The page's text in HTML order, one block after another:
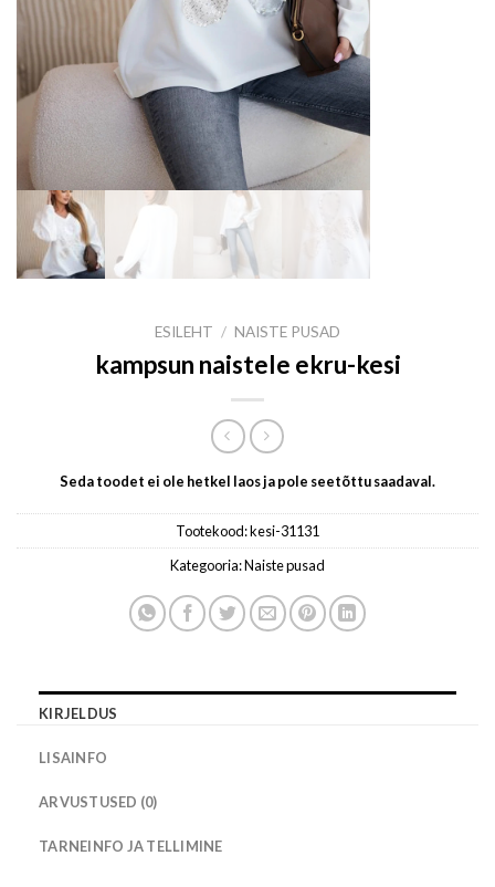
ESILEHT / NAISTE PUSAD
kampsun naistele ekru-kesi
Seda toodet ei ole hetkel laos ja pole seetõttu saadaval.
Tootekood:kesi-31131
Kategooria:Naiste pusad
KIRJELDUS
LISAINFO
ARVUSTUSED (0)
TARNEINFO JA TELLIMINE